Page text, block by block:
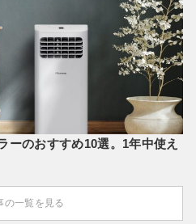
ーのおすすめ10選。1年中使え
の一覧を見る